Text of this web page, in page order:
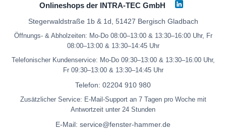
Onlineshops der INTRA-TEC GmbH
Stegerwaldstraße 1b & 1d, 51427 Bergisch Gladbach
Öffnungs- & Abholzeiten: Mo-Do 08:00–13:00 & 13:30–16:00 Uhr, Fr
08:00–13:00 & 13:30–14:45 Uhr
Telefonischer Kundenservice: Mo-Do 09:30–13:00 & 13:30–16:00 Uhr,
Fr 09:30–13:00 & 13:30–14:45 Uhr
Telefon: 02204 910 980
Zusätzlicher Service: E-Mail-Support an 7 Tagen pro Woche mit
Antwortzeit unter 24 Stunden
E-Mail: service@fenster-hammer.de